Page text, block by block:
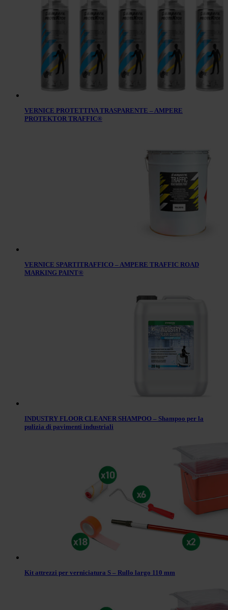
VERNICE PROTETTIVA TRASPARENTE – AMPERE
PROTEKTOR TRAFFIC®
VERNICE SPARTITRAFFICO – AMPERE TRAFFIC ROAD
MARKING PAINT®
INDUSTRY FLOOR CLEANER SHAMPOO – Shampoo per la
pulizia di pavimenti industriali
Kit attrezzi per verniciatura S – Rullo largo 110 mm